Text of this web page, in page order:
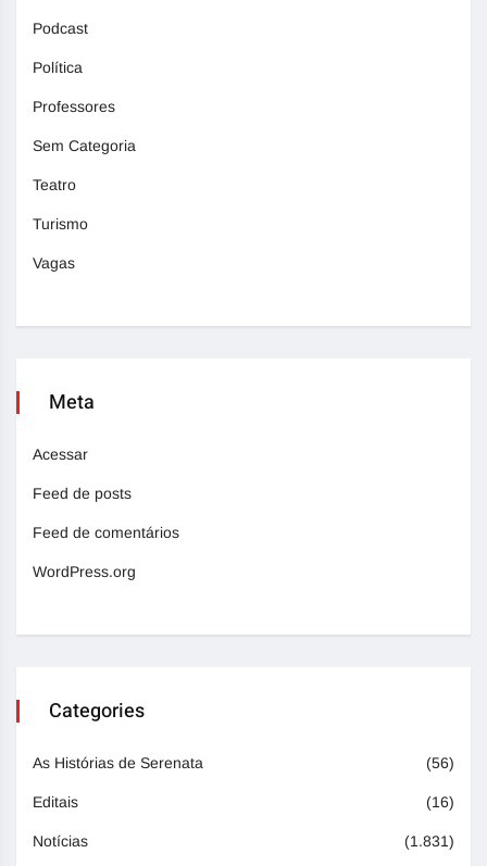
Podcast
Política
Professores
Sem Categoria
Teatro
Turismo
Vagas
Meta
Acessar
Feed de posts
Feed de comentários
WordPress.org
Categories
As Histórias de Serenata (56)
Editais (16)
Notícias (1.831)